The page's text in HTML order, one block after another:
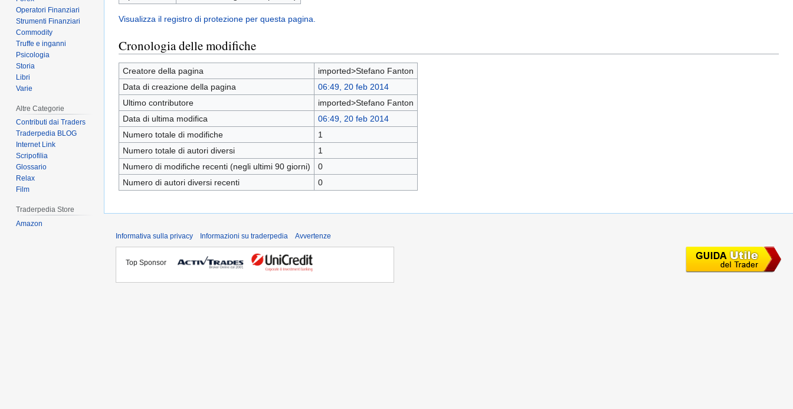
Visualizza il registro di protezione per questa pagina.
Cronologia delle modifiche
Creatore della pagina
imported>Stefano Fanton
Data di creazione della pagina
06:49, 20 feb 2014
Ultimo contributore
imported>Stefano Fanton
Data di ultima modifica
06:49, 20 feb 2014
Numero totale di modifiche
1
Numero totale di autori diversi
1
Numero di modifiche recenti (negli ultimi 90 giorni)
0
Numero di autori diversi recenti
0
Operatori Finanziari
Strumenti Finanziari
Commodity
Truffe e inganni
Psicologia
Storia
Libri
Varie
Altre Categorie
Contributi dai Traders
Traderpedia BLOG
Internet Link
Scripofilia
Glossario
Relax
Film
Traderpedia Store
Amazon
Informativa sulla privacy
Informazioni su traderpedia Avvertenze
Top Sponsor